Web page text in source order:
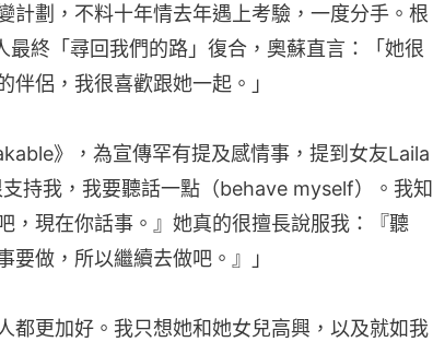
計劃，不料十年情去年遇上考驗，一度分手。根
最終「尋回我們的路」復合，奧蘇直言：「她很
伴侶，我很喜歡跟她一起。」
》，為宣傳罕有提及感情事，提到女友Laila
持我，我要聽話一點（behave myself）。我知
，現在你話事。』她真的很擅長說服我：『聽
要做，所以繼續去做吧。』」
都更加好。我只想她和她女兒高興，以及就如我